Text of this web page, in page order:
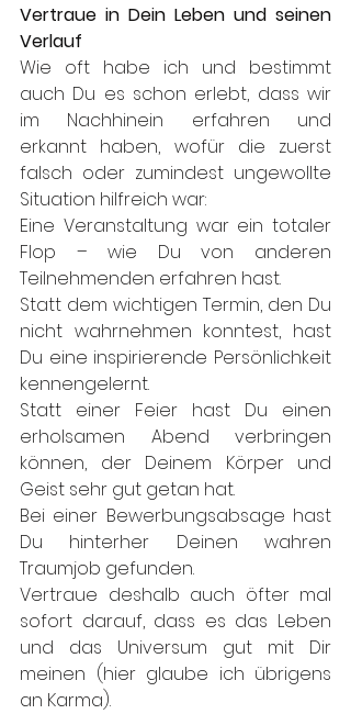
Vertraue in Dein Leben und seinen
Verlauf
Wie oft habe ich und bestimmt
auch Du es schon erlebt, dass wir
im Nachhinein erfahren und
erkannt haben, wofür die zuerst
falsch oder zumindest ungewollte
Situation hilfreich war:
Eine Veranstaltung war ein totaler
Flop – wie Du von anderen
Teilnehmenden erfahren hast.
Statt dem wichtigen Termin, den Du
nicht wahrnehmen konntest, hast
Du eine inspirierende Persönlichkeit
kennengelernt.
Statt einer Feier hast Du einen
erholsamen Abend verbringen
können, der Deinem Körper und
Geist sehr gut getan hat.
Bei einer Bewerbungsabsage hast
Du hinterher Deinen wahren
Traumjob gefunden.
Vertraue deshalb auch öfter mal
sofort darauf, dass es das Leben
und das Universum gut mit Dir
meinen (hier glaube ich übrigens
an Karma).